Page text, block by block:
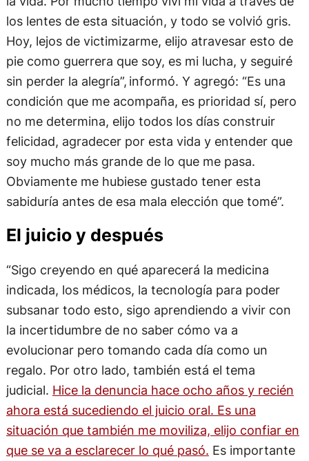
los lentes de esta situación, y todo se volvió gris.
Hoy, lejos de victimizarme, elijo atravesar esto de
pie como guerrera que soy, es mi lucha, y seguiré
sin perder la alegría”, informó. Y agregó: “Es una
condición que me acompaña, es prioridad sí, pero
no me determina, elijo todos los días construir
felicidad, agradecer por esta vida y entender que
soy mucho más grande de lo que me pasa.
Obviamente me hubiese gustado tener esta
sabiduría antes de esa mala elección que tomé”.
El juicio y después
“Sigo creyendo en qué aparecerá la medicina
indicada, los médicos, la tecnología para poder
subsanar todo esto, sigo aprendiendo a vivir con
la incertidumbre de no saber cómo va a
evolucionar pero tomando cada día como un
regalo. Por otro lado, también está el tema
judicial. Hice la denuncia hace ocho años y recién
ahora está sucediendo el juicio oral. Es una
situación que también me moviliza, elijo confiar en
que se va a esclarecer lo qué pasó. Es importante